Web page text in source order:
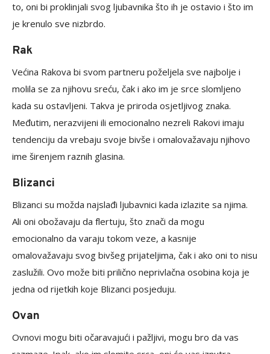
to, oni bi proklinjali svog ljubavnika što ih je ostavio i što im
je krenulo sve nizbrdo.
Rak
Većina Rakova bi svom partneru poželjela sve najbolje i
molila se za njihovu sreću, čak i ako im je srce slomljeno
kada su ostavljeni. Takva je priroda osjetljivog znaka.
Međutim, nerazvijeni ili emocionalno nezreli Rakovi imaju
tendenciju da vrebaju svoje bivše i omalovažavaju njihovo
ime širenjem raznih glasina.
Blizanci
Blizanci su možda najslađi ljubavnici kada izlazite sa njima.
Ali oni obožavaju da flertuju, što znači da mogu
emocionalno da varaju tokom veze, a kasnije
omalovažavaju svog bivšeg prijateljima, čak i ako oni to nisu
zaslužili. Ovo može biti prilično neprivlačna osobina koja je
jedna od rijetkih koje Blizanci posjeduju.
Ovan
Ovnovi mogu biti očaravajući i pažljivi, mogu bro da vas